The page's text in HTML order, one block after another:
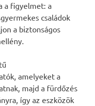
a figyelmet: a
családok
a biztonságos
amelyeket a
majd a fürdőzés
így az eszközök